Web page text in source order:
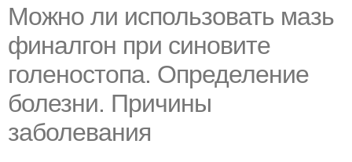
Можно ли использовать мазь
финалгон при синовите
голеностопа. Определение
болезни. Причины
заболевания